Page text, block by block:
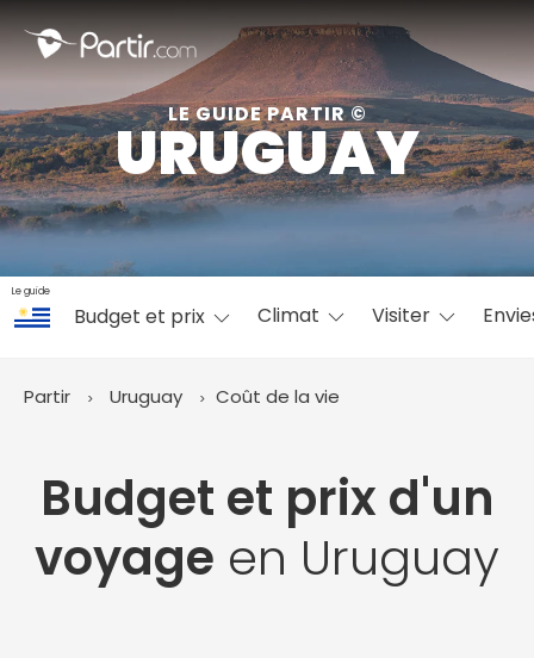
LE GUIDE PARTIR ©
URUGUAY
Le guide
Budget et prix Climat Visiter
Partir Uruguay Coût de la vie
Budget et prix d'un
voyage en Uruguay
Fermer
📍 Destinations populaires
☀️ Où partir par mois
Juillet
Août Septembre
Octobre